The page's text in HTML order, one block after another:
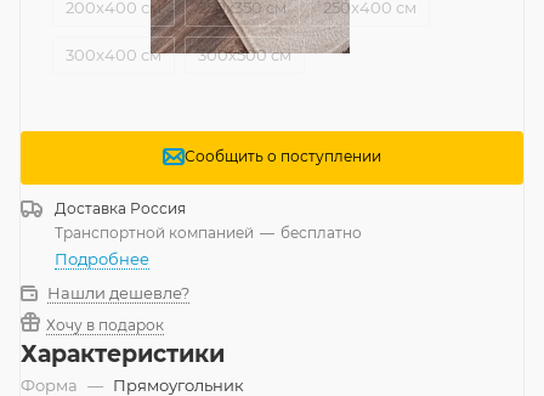
200x400 см 250x350 см 250x400 см
300x400 см 300x500 см
Сообщить о поступлении
Доставка Россия
Транспортной компанией — бесплатно
Подробнее
Нашли дешевле?
Хочу в подарок
Характеристики
Форма — Прямоугольник